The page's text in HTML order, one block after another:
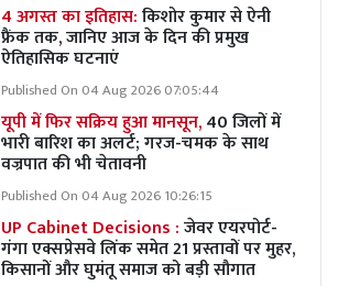
4 अगस्त का इतिहास:किशोर कुमार से ऐनी
फ्रैंक तक, जानिए आज के दिन की प्रमुख
ऐतिहासिक घटनाएं
Published On 04 Aug 2026 07:05:44
यूपी में फिर सक्रिय हुआ मानसून,40 जिलों में
भारी बारिश का अलर्ट; गरज-चमक के साथ
वज्रपात की भी चेतावनी
Published On 04 Aug 2026 10:26:15
UP Cabinet Decisions :जेवर एयरपोर्ट-
गंगा एक्सप्रेसवे लिंक समेत 21 प्रस्तावों पर मुहर,
किसानों और घुमंतू समाज को बड़ी सौगात